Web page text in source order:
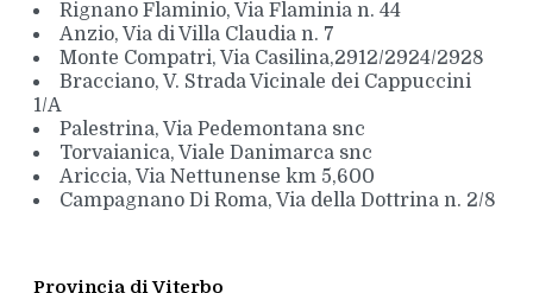
Rignano Flaminio, Via Flaminia n. 44
Anzio, Via di Villa Claudia n. 7
Monte Compatri, Via Casilina,2912/2924/2928
Bracciano, V. Strada Vicinale dei Cappuccini
1/A
Palestrina, Via Pedemontana snc
Torvaianica, Viale Danimarca snc
Ariccia, Via Nettunense km 5,600
Campagnano Di Roma, Via della Dottrina n. 2/8
Provincia di Viterbo